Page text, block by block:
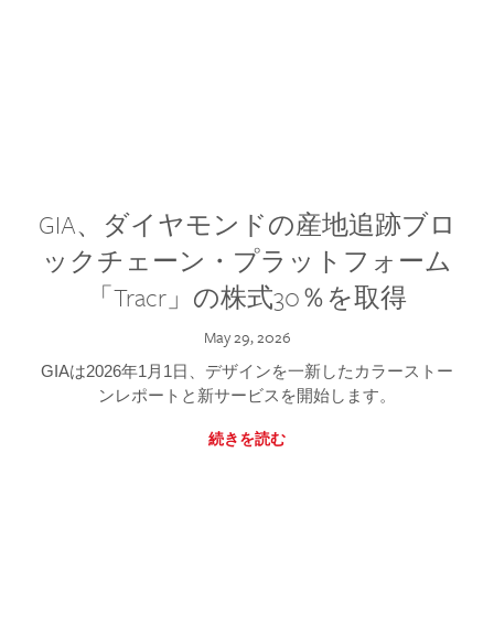
GIA、ダイヤモンドの産地追跡ブロ
ックチェーン・プラットフォーム
「Tracr」の株式30％を取得
May 29, 2026
GIAは2026年1月1日、デザインを一新したカラーストー
ンレポートと新サービスを開始します。
続きを読む